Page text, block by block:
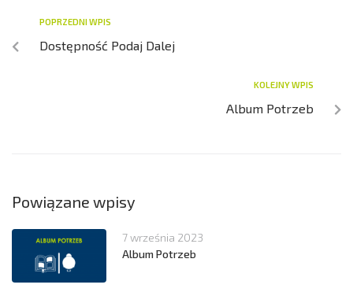
POPRZEDNI WPIS
Dostępność Podaj Dalej
KOLEJNY WPIS
Album Potrzeb
Powiązane wpisy
7 września 2023
Album Potrzeb